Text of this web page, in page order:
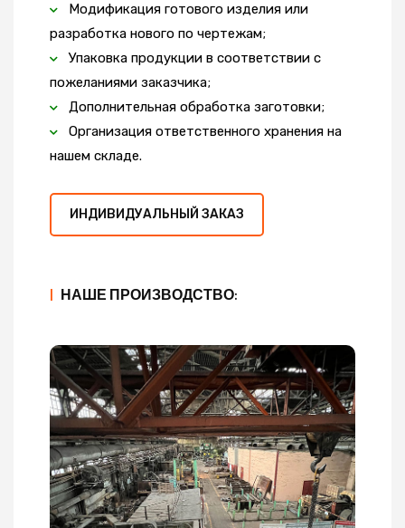
Модификация готового изделия или
разработка нового по чертежам;
Упаковка продукции в соответствии с
пожеланиями заказчика;
Дополнительная обработка заготовки;
Организация ответственного хранения на
нашем складе.
ИНДИВИДУАЛЬНЫЙ ЗАКАЗ
| НАШЕ ПРОИЗВОДСТВО: